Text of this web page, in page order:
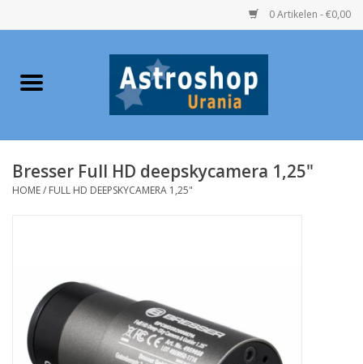
0 Artikelen - €0,00
Home
Telescopen
Urania / Eclipsbrillen
Speelgoed
Bresser Full HD deepskycamera 1,25"
HOME/ FULL HD DEEPSKYCAMERA 1,25"